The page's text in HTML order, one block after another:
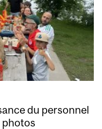
du personnel
photos